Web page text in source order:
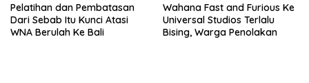
Pelatihan dan Pembatasan
Dari Sebab Itu Kunci Atasi
WNA Berulah Ke Bali
Wahana Fast and Furious Ke
Universal Studios Terlalu
Bising, Warga Penolakan